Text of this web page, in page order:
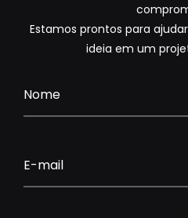
Estamos prontos para
ideia em um
Nome
E-mail